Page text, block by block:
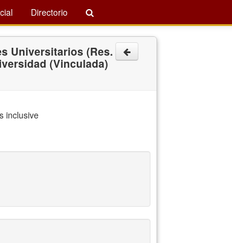
Directorio
Universitarios (Res.
(Vinculada)
inclusive